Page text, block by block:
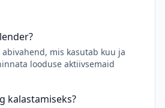
mis kasutab kuu ja
looduse aktiivsemaid
kalastamiseks?